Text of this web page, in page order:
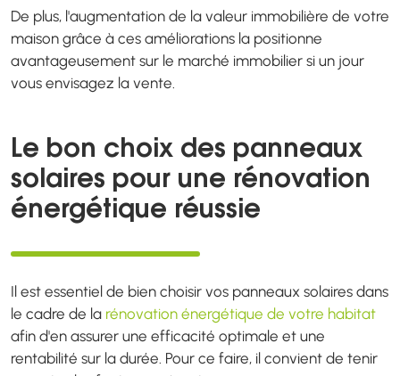
De plus, l'augmentation de la valeur immobilière de votre
maison grâce à ces améliorations la positionne
avantageusement sur le marché immobilier si un jour
vous envisagez la vente.
Le bon choix des panneaux
solaires pour une rénovation
énergétique réussie
Il est essentiel de bien choisir vos panneaux solaires dans
le cadre de la rénovation énergétique de votre habitat
afin d'en assurer une efficacité optimale et une
rentabilité sur la durée. Pour ce faire, il convient de tenir